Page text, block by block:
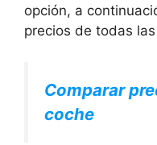
opción, a
precios de todas
Comparar
coche